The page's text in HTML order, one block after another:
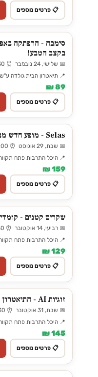
📋 פרטים נוספים
סימבה - הרפתקה
בקצב הטבע!
📅 שלישי, 24 נובמבר ⏰ 17:30
📍 תיאטרון הבית גולדה ע"ש
89 ₪
📋 פרטים נוספים
Selas - מופע חדש מבית מיומנה
📅 שבת, 29 אוגוסט ⏰ 21:00
📍 היכל התרבות פתח
159 ₪
📋 פרטים נוספים
שקרים קטנים -
📅 רביעי, 14 אוקטובר ⏰ 20:30
📍 היכל התרבות פתח
129 ₪
📋 פרטים נוספים
זוגיות AI - התיאטרון העברי
📅 שבת, 31 אוקטובר ⏰ 20:30
📍 היכל התרבות פתח
145 ₪
📋 פרטים נוספים